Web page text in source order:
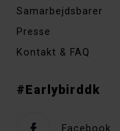
Samarbejdsbarer
Presse
Kontakt & FAQ
#Earlybirddk
Facebook